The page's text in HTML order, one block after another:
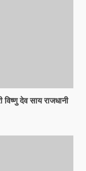
देव साय राजधानी